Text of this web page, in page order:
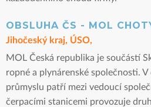
OBSLUHA ČS - MOL
Jihočeský kraj, ÚSO,
MOL Česká republika je součástí
ropné a plynárenské společnosti.
průmyslu patří mezi vedoucí
čerpacími stanicemi provozuje